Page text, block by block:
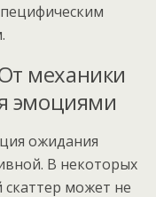
механики
эмоциями
ожидания
В некоторых
может не